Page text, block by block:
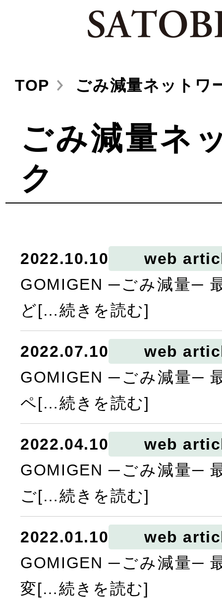
TOP ごみ減量ネットワ
ごみ減量ネ
ク
2022.10.10
web
GOMIGEN ─ごみ減量
ど[…続きを読む]
2022.07.10
web
GOMIGEN ─ごみ減量
ペ[…続きを読む]
2022.04.10
web
GOMIGEN ─ごみ減量
ご[…続きを読む]
2022.01.10
web
GOMIGEN ─ごみ減量
変[…続きを読む]